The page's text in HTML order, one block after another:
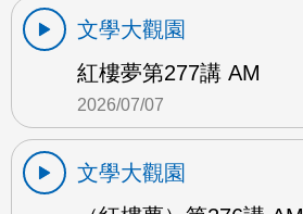
文學大觀園
紅樓夢第277講 AM
2026/07/07
文學大觀園